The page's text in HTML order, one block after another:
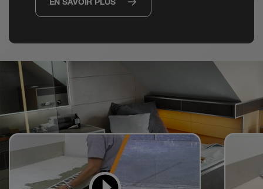
Voir
les vidéos